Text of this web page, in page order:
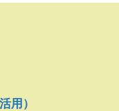
用）